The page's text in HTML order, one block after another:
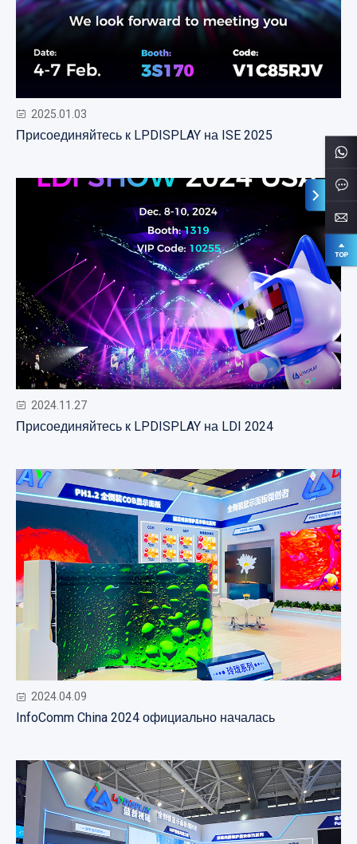
2025.01.03
Присоединяйтесь к LPDISPLAY на ISE 2025
2024.11.27
Присоединяйтесь к LPDISPLAY на LDI 2024
2024.04.09
InfoComm China 2024 официально началась